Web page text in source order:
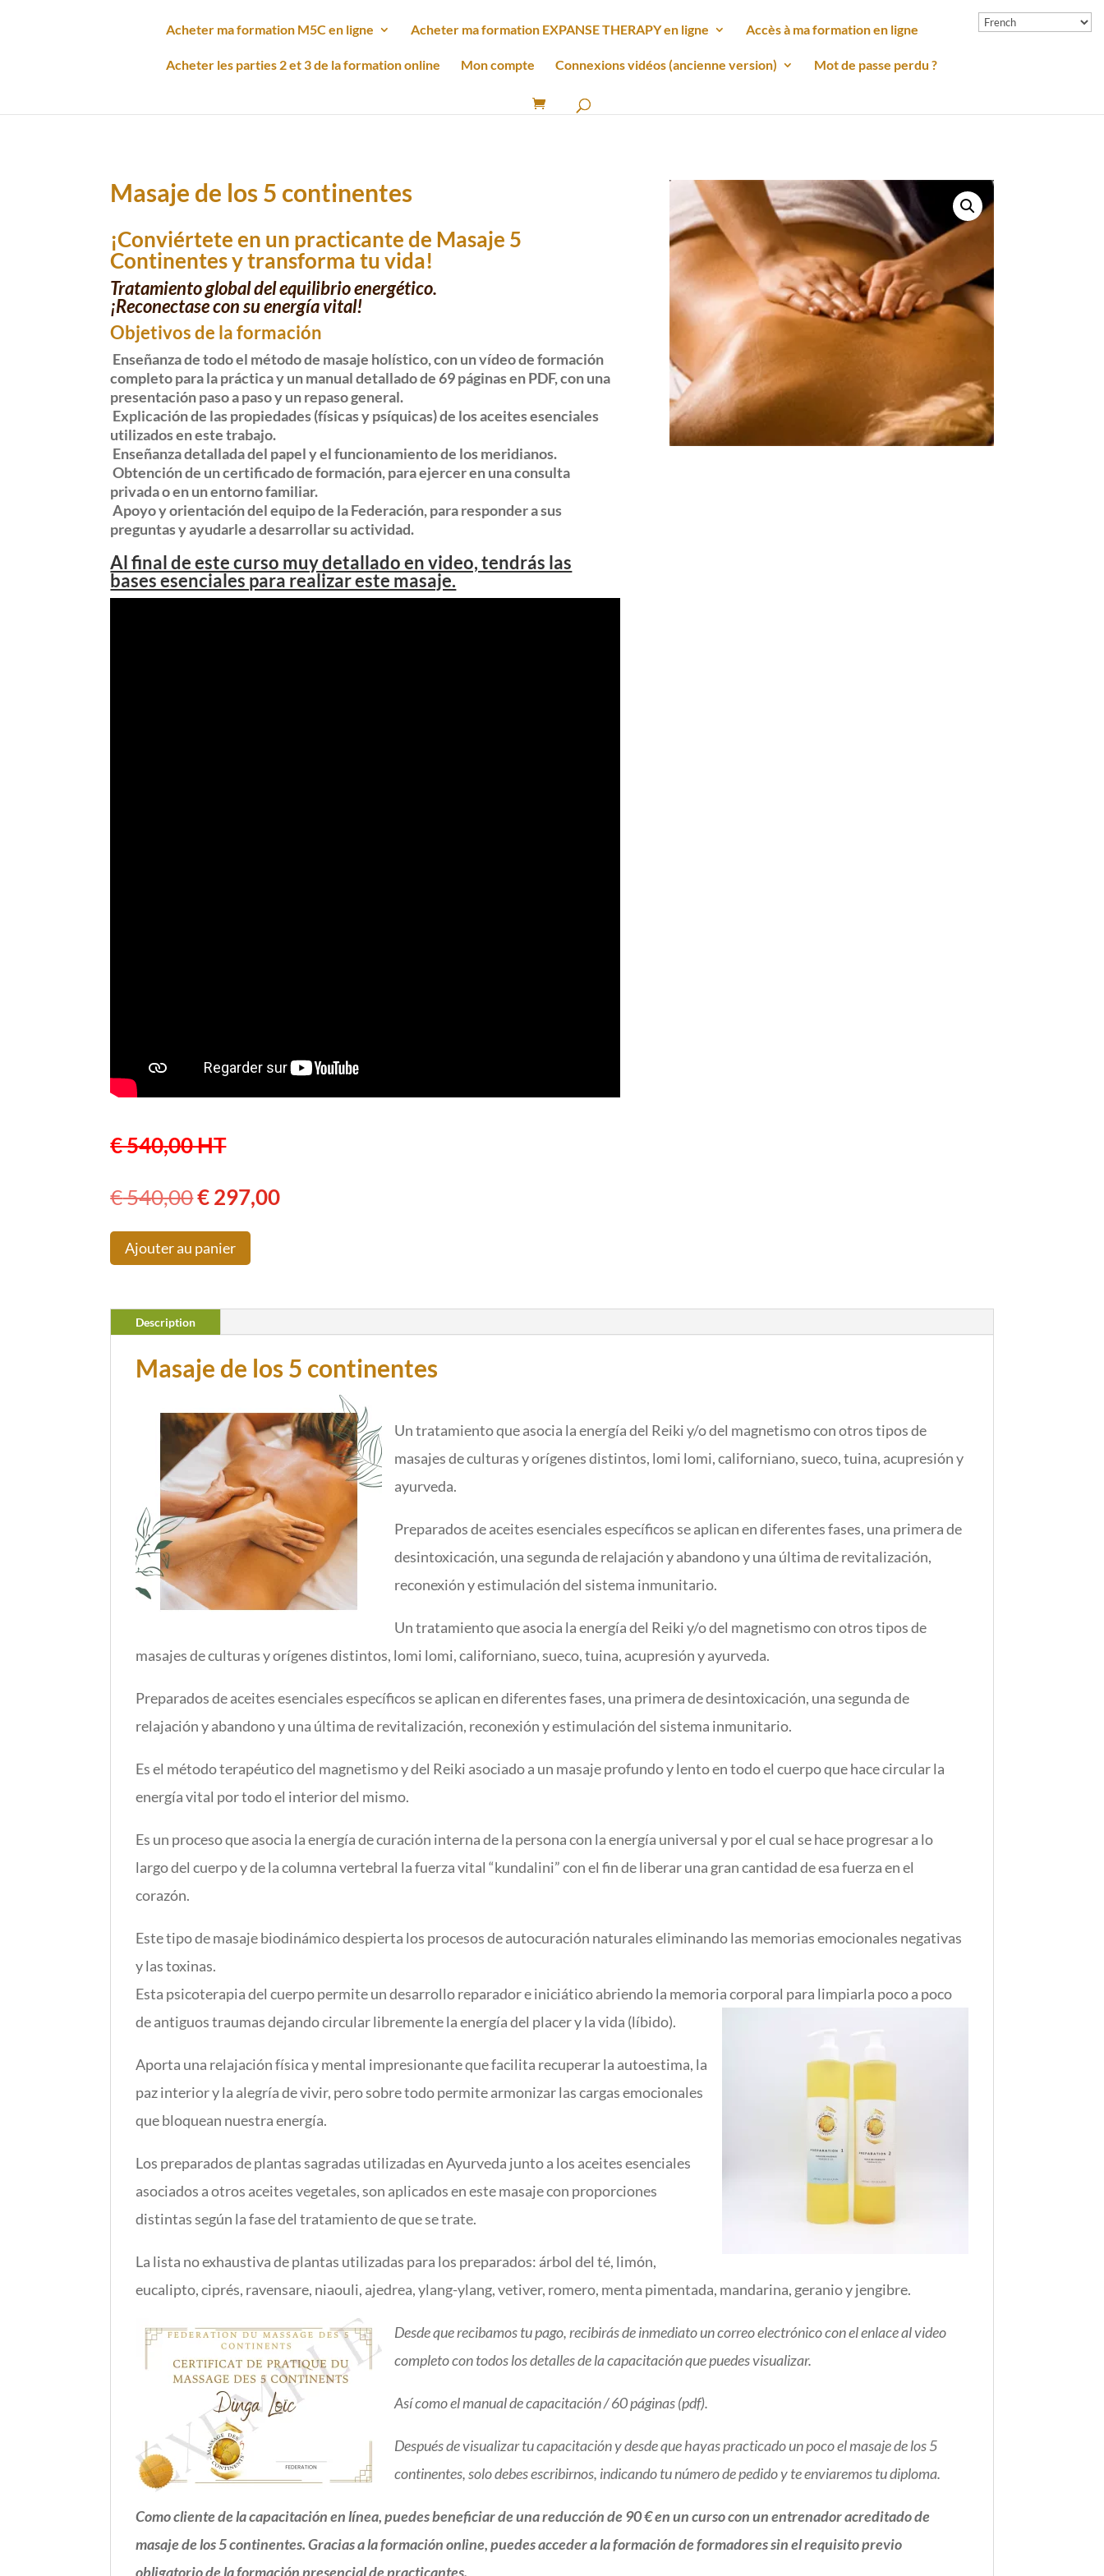
Acheter ma formation M5C en ligne Acheter ma formation EXPANSE THERAPY en ligne Accès à ma formation en ligne
Acheter les parties 2 et 3 de la formation online Mon compte Connexions vidéos (ancienne version) Mot de passe perdu ?
Masaje de los 5 continentes
¡Conviértete en un practicante de Masaje 5
Continentes y transforma tu vida!
Tratamiento global del equilibrio energético.
¡Reconectase con su energía vital!
Objetivos de la formación
Enseñanza de todo el método de masaje holístico, con un vídeo de formación
completo para la práctica y un manual detallado de 69 páginas en PDF, con una
presentación paso a paso y un repaso general.
Explicación de las propiedades (físicas y psíquicas) de los aceites esenciales
utilizados en este trabajo.
Enseñanza detallada del papel y el funcionamiento de los meridianos.
Obtención de un certificado de formación, para ejercer en una consulta
privada o en un entorno familiar.
Apoyo y orientación del equipo de la Federación, para responder a sus
preguntas y ayudarle a desarrollar su actividad.
Al final de este curso muy detallado en video, tendrás las
bases esenciales para realizar este masaje.
€ 540,00 HT
€540,00Le
initial
était :
€ 540,00.
€297,00Le
Ajouter au panier
Description
Masaje de los 5 continentes
Un tratamiento que asocia la energía del Reiki y/o del magnetismo con otros tipos de
masajes de culturas y orígenes distintos, lomi lomi, californiano, sueco, tuina, acupresión y
ayurveda.
Preparados de aceites esenciales específicos se aplican en diferentes fases, una primera de
desintoxicación, una segunda de relajación y abandono y una última de revitalización,
reconexión y estimulación del sistema inmunitario.
Un tratamiento que asocia la energía del Reiki y/o del magnetismo con otros tipos de
masajes de culturas y orígenes distintos, lomi lomi, californiano, sueco, tuina, acupresión y ayurveda.
Preparados de aceites esenciales específicos se aplican en diferentes fases, una primera de desintoxicación, una segunda de
relajación y abandono y una última de revitalización, reconexión y estimulación del sistema inmunitario.
Es el método terapéutico del magnetismo y del Reiki asociado a un masaje profundo y lento en todo el cuerpo que hace circular la
energía vital por todo el interior del mismo.
Es un proceso que asocia la energía de curación interna de la persona con la energía universal y por el cual se hace progresar a lo
largo del cuerpo y de la columna vertebral la fuerza vital “kundalini” con el fin de liberar una gran cantidad de esa fuerza en el
corazón.
Este tipo de masaje biodinámico despierta los procesos de autocuración naturales eliminando las memorias emocionales negativas
y las toxinas.
Esta psicoterapia del cuerpo permite un desarrollo reparador e iniciático abriendo la memoria corporal para limpiarla poco a poco
de antiguos traumas dejando circular libremente la energía del placer y la vida (líbido).
Aporta una relajación física y mental impresionante que facilita recuperar la autoestima, la
paz interior y la alegría de vivir, pero sobre todo permite armonizar las cargas emocionales
que bloquean nuestra energía.
Los preparados de plantas sagradas utilizadas en Ayurveda junto a los aceites esenciales
asociados a otros aceites vegetales, son aplicados en este masaje con proporciones
distintas según la fase del tratamiento de que se trate.
La lista no exhaustiva de plantas utilizadas para los preparados: árbol del té, limón,
eucalipto, ciprés, ravensare, niaouli, ajedrea, ylang-ylang, vetiver, romero, menta pimentada, mandarina, geranio y jengibre.
Desde que recibamos tu pago, recibirás de inmediato un correo electrónico con el enlace al video
completo con todos los detalles de la capacitación que puedes visualizar.
Así como el manual de capacitación / 60 páginas (pdf).
Después de visualizar tu capacitación y desde que hayas practicado un poco el masaje de los 5
continentes, solo debes escribirnos, indicando tu número de pedido y te enviaremos tu diploma.
Como cliente de la capacitación en línea, puedes beneficiar de una reducción de 90 € en un curso con un entrenador acreditado de
masaje de los 5 continentes.Gracias a la formación online, puedes acceder a la formación de formadores sin el requisito previo
obligatorio de la formación presencial de practicantes.